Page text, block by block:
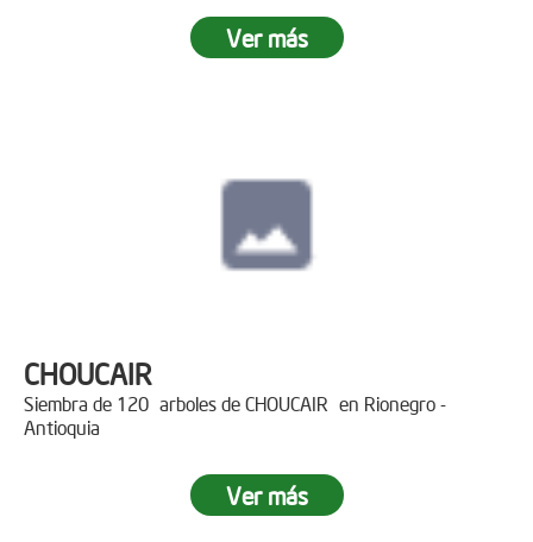
Ver más
CHOUCAIR
Siembra de 120 arboles de CHOUCAIR en Rionegro -
Antioquia
Ver más